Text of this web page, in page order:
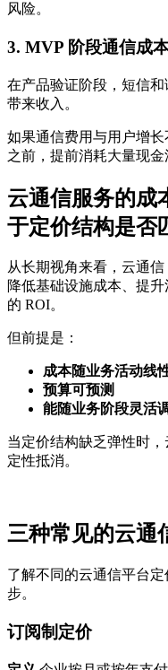
风险。
3. MVP 阶段通信成
在产品验证阶段，短信
带来收入。
如果通信费用与用户增
之前，提前消耗大量现金
云通信服务的成
于定价结构是否
从长期视角来看，云通
降低基础设施成本、提
的 ROI。
但前提是：
成本随业务活动线
预算可预测
能随业务阶段灵活
当定价结构缺乏弹性时
定性抵消。
三种常见的云通
了解不同的云通信平台
步。
订阅制定价